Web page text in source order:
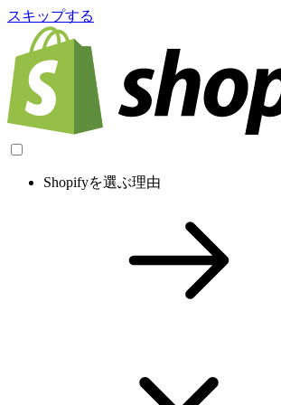
スキップする
Shopifyを選ぶ理由